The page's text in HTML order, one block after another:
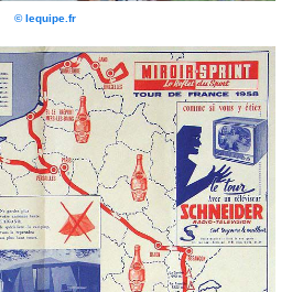
© lequipe.fr